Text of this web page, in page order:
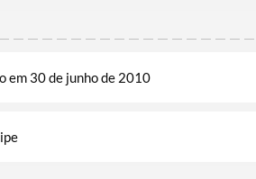
em 30 de junho de 2010